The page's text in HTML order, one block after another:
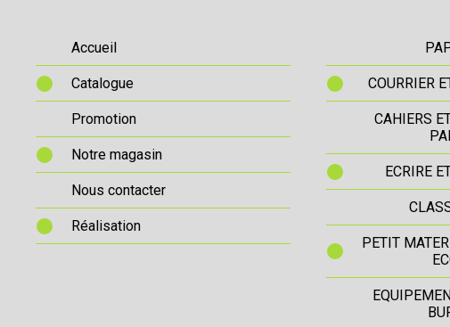
Accueil
Catalogue
Promotion
Notre magasin
Nous contacter
Réalisation
COURRIER
CAHIERS
ECRIRE
PETIT